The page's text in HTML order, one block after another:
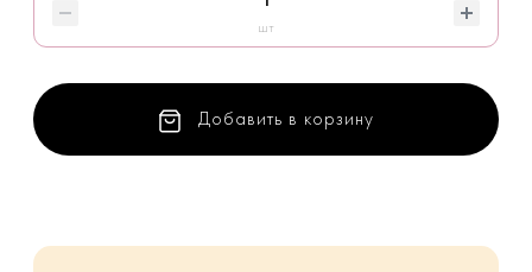
шт
Добавить в корзину